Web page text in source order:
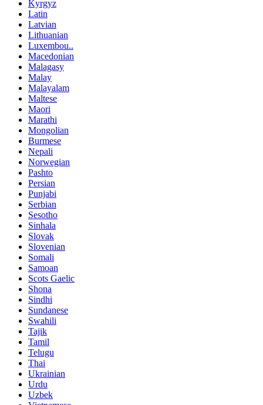
Kyrgyz
Latin
Latvian
Lithuanian
Luxembou..
Macedonian
Malagasy
Malay
Malayalam
Maltese
Maori
Marathi
Mongolian
Burmese
Nepali
Norwegian
Pashto
Persian
Punjabi
Serbian
Sesotho
Sinhala
Slovak
Slovenian
Somali
Samoan
Scots Gaelic
Shona
Sindhi
Sundanese
Swahili
Tajik
Tamil
Telugu
Thai
Ukrainian
Urdu
Uzbek